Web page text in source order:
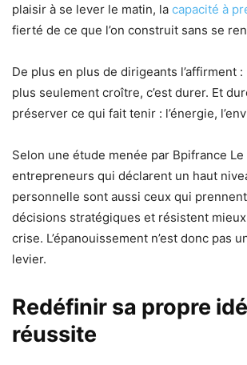
plaisir à se lever le matin, la capacité à
fierté de ce que l’on construit sans se
De plus en plus de dirigeants l’affirment :
plus seulement croître, c’est durer. Et
préserver ce qui fait tenir : l’énergie,
Selon une étude menée par Bpifrance Le
entrepreneurs qui déclarent un haut
personnelle sont aussi ceux qui
décisions stratégiques et résistent
crise. L’épanouissement n’est donc pas
levier.
Redéfinir sa propre
réussite